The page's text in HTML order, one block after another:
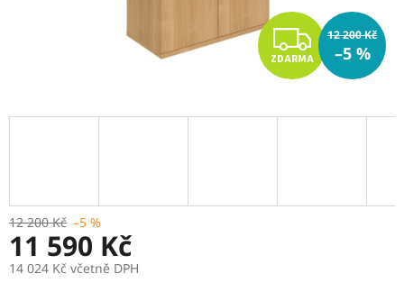
Z
D
A
ZDARMA
12 200 Kč
–5 %
12 200 Kč –5 %
11 590 Kč
14 024 Kč včetně DPH